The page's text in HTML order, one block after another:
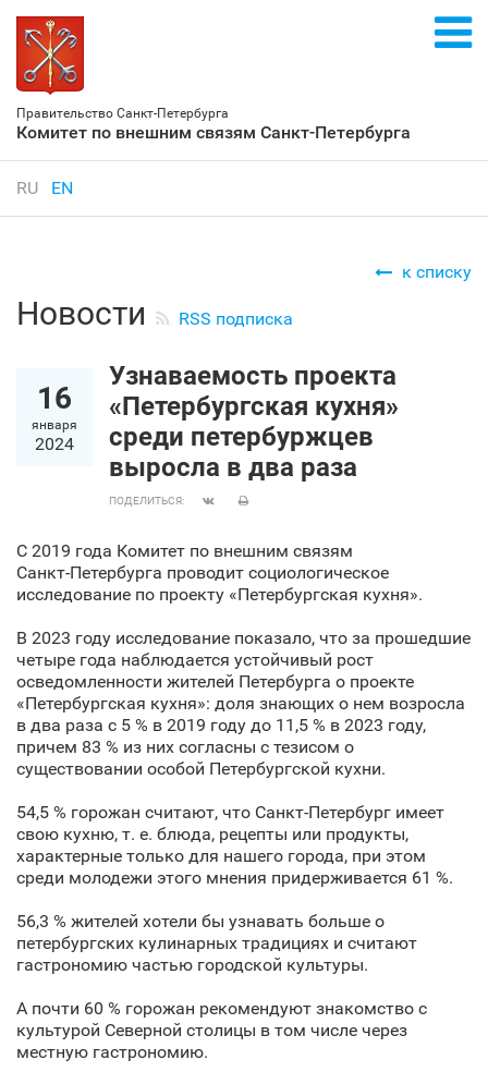
Правительство Санкт‑Петербурга
Комитет по внешним связям Санкт‑Петербурга
RU EN
к списку
Новости RSS подписка
16
января
2024
Узнаваемость проекта
«Петербургская кухня»
среди петербуржцев
выросла в два раза
ПОДЕЛИТЬСЯ:
С 2019 года Комитет по внешним связям
Санкт‑Петербурга проводит социологическое
исследование по проекту «Петербургская кухня».
В 2023 году исследование показало, что за прошедшие
четыре года наблюдается устойчивый рост
осведомленности жителей Петербурга о проекте
«Петербургская кухня»: доля знающих о нем возросла
в два раза с 5 % в 2019 году до 11,5 % в 2023 году,
причем 83 % из них согласны с тезисом о
существовании особой Петербургской кухни.
54,5 % горожан считают, что Санкт‑Петербург имеет
свою кухню, т. е. блюда, рецепты или продукты,
характерные только для нашего города, при этом
среди молодежи этого мнения придерживается 61 %.
56,3 % жителей хотели бы узнавать больше о
петербургских кулинарных традициях и считают
гастрономию частью городской культуры.
А почти 60 % горожан рекомендуют знакомство с
культурой Северной столицы в том числе через
местную гастрономию.